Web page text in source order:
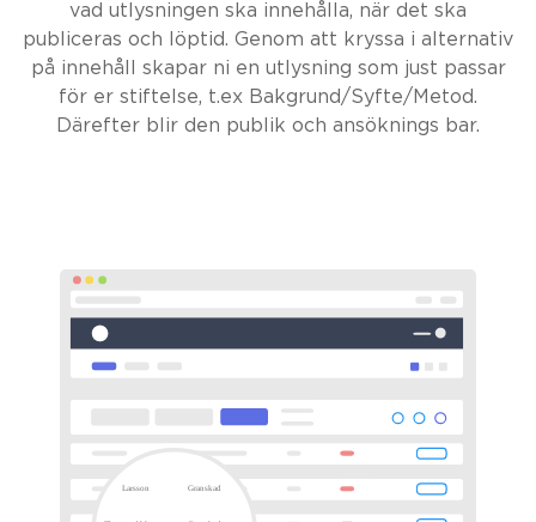
vad utlysningen ska innehålla, när det ska
publiceras och löptid. Genom att kryssa i alternativ
på innehåll skapar ni en utlysning som just passar
för er stiftelse, t.ex Bakgrund/Syfte/Metod.
Därefter blir den publik och ansöknings bar.